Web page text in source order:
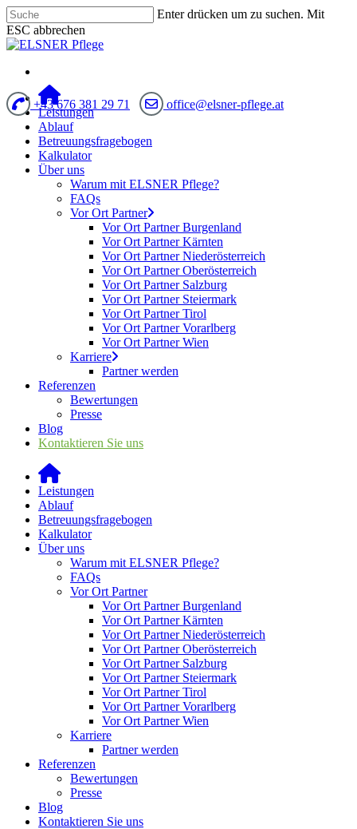
Enter drücken um zu suchen. Mit
ESC abbrechen
+43 676 381 29 71 office@elsner-pflege.at
Leistungen
Ablauf
Betreuungsfragebogen
Kalkulator
Über uns
Warum mit ELSNER Pflege?
FAQs
Vor Ort Partner
Vor Ort Partner Burgenland
Vor Ort Partner Kärnten
Vor Ort Partner Niederösterreich
Vor Ort Partner Oberösterreich
Vor Ort Partner Salzburg
Vor Ort Partner Steiermark
Vor Ort Partner Tirol
Vor Ort Partner Vorarlberg
Vor Ort Partner Wien
Karriere
Partner werden
Referenzen
Bewertungen
Presse
Blog
Kontaktieren Sie uns
Leistungen
Ablauf
Betreuungsfragebogen
Kalkulator
Über uns
Warum mit ELSNER Pflege?
FAQs
Vor Ort Partner
Vor Ort Partner Burgenland
Vor Ort Partner Kärnten
Vor Ort Partner Niederösterreich
Vor Ort Partner Oberösterreich
Vor Ort Partner Salzburg
Vor Ort Partner Steiermark
Vor Ort Partner Tirol
Vor Ort Partner Vorarlberg
Vor Ort Partner Wien
Karriere
Partner werden
Referenzen
Bewertungen
Presse
Blog
Kontaktieren Sie uns